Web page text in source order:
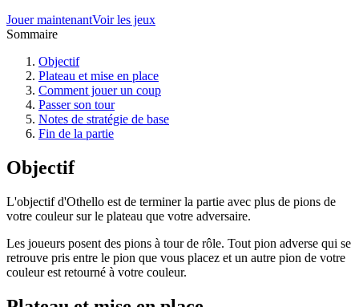
Jouer maintenantVoir les jeux
Sommaire
Objectif
Plateau et mise en place
Comment jouer un coup
Passer son tour
Notes de stratégie de base
Fin de la partie
Objectif
L'objectif d'Othello est de terminer la partie avec plus de pions de
votre couleur sur le plateau que votre adversaire.
Les joueurs posent des pions à tour de rôle. Tout pion adverse qui se
retrouve pris entre le pion que vous placez et un autre pion de votre
couleur est retourné à votre couleur.